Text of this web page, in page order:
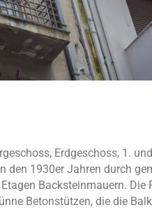
Erdgeschoss, 1.
1930er Jahren durch
Backsteinmauern.
Betonstützen, die die